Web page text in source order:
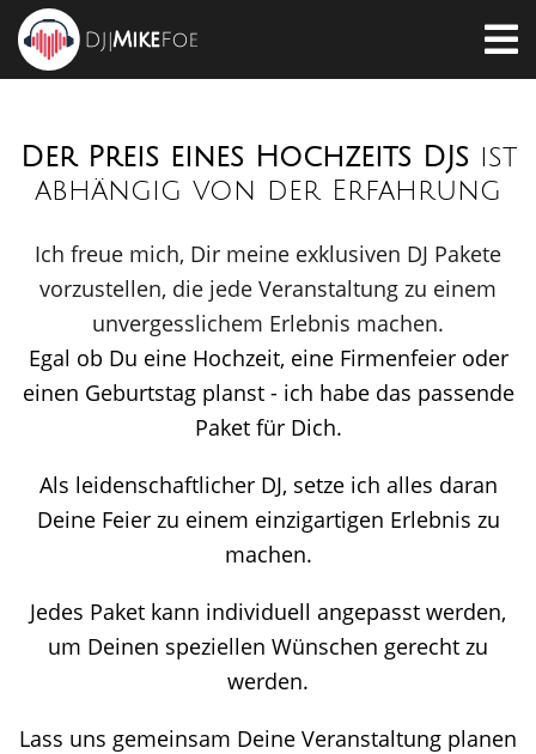
Der Preis eines Hochzeits DJs ist
abhängig von der Erfahrung
Ich freue mich, Dir meine exklusiven DJ Pakete
vorzustellen, die jede Veranstaltung zu einem
unvergesslichem Erlebnis machen.
Egal ob Du eine Hochzeit, eine Firmenfeier oder
einen Geburtstag planst - ich habe das passende
Paket für Dich.
Als leidenschaftlicher DJ, setze ich alles daran
Deine Feier zu einem einzigartigen Erlebnis zu
machen.
Jedes Paket kann individuell angepasst werden,
um Deinen speziellen Wünschen gerecht zu
werden.
Lass uns gemeinsam Deine Veranstaltung planen